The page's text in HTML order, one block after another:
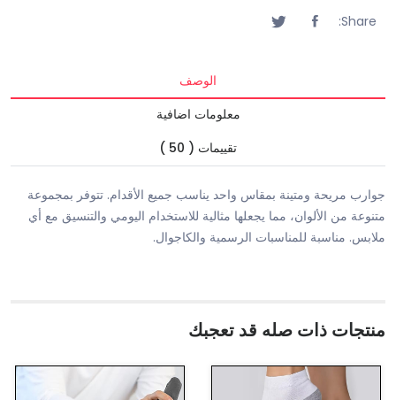
Share:
الوصف
معلومات اضافية
تقييمات ( 50 )
جوارب مريحة ومتينة بمقاس واحد يناسب جميع الأقدام. تتوفر بمجموعة
متنوعة من الألوان، مما يجعلها مثالية للاستخدام اليومي والتنسيق مع أي
ملابس. مناسبة للمناسبات الرسمية والكاجوال.
منتجات ذات صله قد تعجبك